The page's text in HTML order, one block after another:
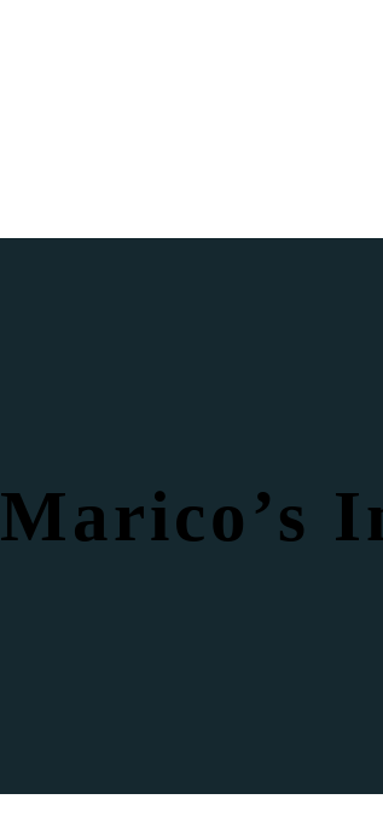
Marico’s